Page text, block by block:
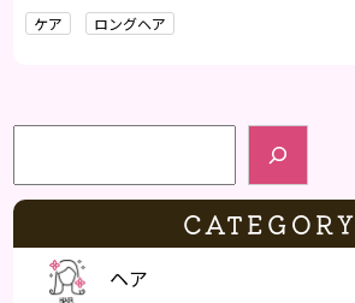
ケア ロングヘア
検索
CATEGORY
ヘア